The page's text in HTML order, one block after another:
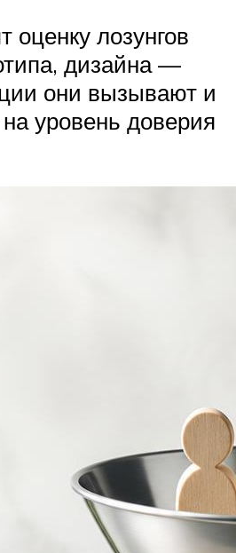
оценку лозунгов
дизайна —
они вызывают и
на уровень доверия